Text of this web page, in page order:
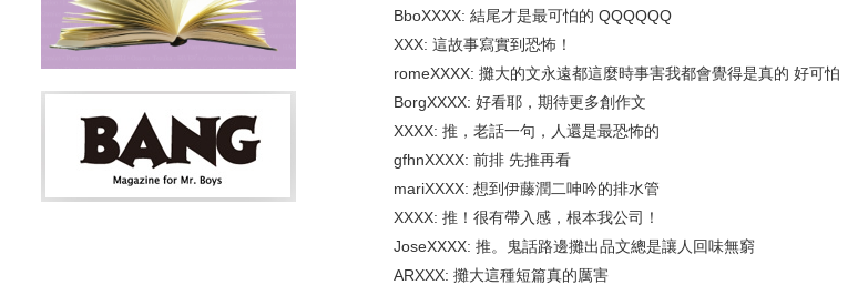
BboXXXX: 結尾才是最可怕的 QQQQQQ
XXX: 這故事寫實到恐怖！
romeXXXX: 攤大的文永遠都這麼時事害我都會覺得是真的 好可怕
BorgXXXX: 好看耶，期待更多創作文
XXXX: 推，老話一句，人還是最恐怖的
gfhnXXXX: 前排 先推再看
mariXXXX: 想到伊藤潤二呻吟的排水管
XXXX: 推！很有帶入感，根本我公司！
JoseXXXX: 推。鬼話路邊攤出品文總是讓人回味無窮
ARXXX: 攤大這種短篇真的厲害